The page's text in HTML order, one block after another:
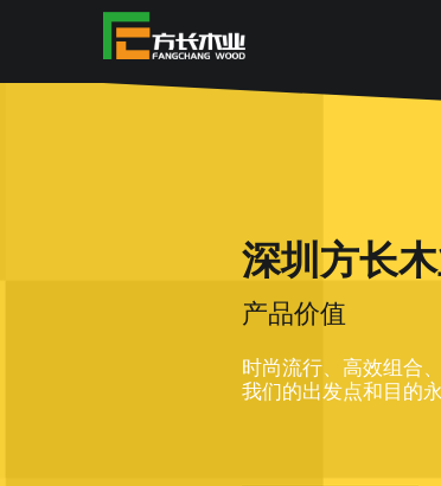
深圳方长
产品价值
时尚流行、高效组合
我们的出发点和目的永